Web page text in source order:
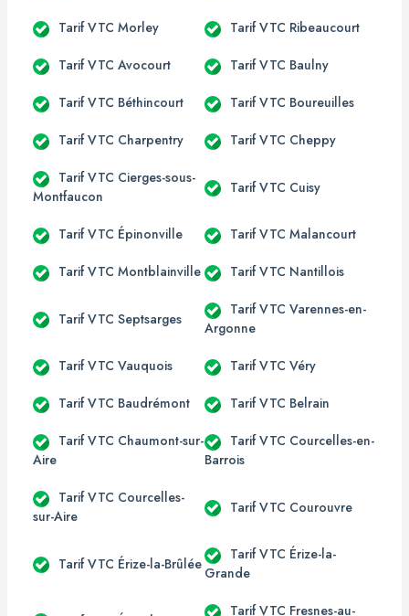
Tarif VTC Morley Tarif VTC Ribeaucourt
Tarif VTC Avocourt Tarif VTC Baulny
Tarif VTC Béthincourt Tarif VTC Boureuilles
Tarif VTC Charpentry Tarif VTC Cheppy
Tarif VTC Cierges-sous-
Montfaucon
Tarif VTC Cuisy
Tarif VTC Épinonville Tarif VTC Malancourt
Tarif VTC Montblainville Tarif VTC Nantillois
Tarif VTC Septsarges
Tarif VTC Varennes-en-
Argonne
Tarif VTC Vauquois Tarif VTC Véry
Tarif VTC Baudrémont Tarif VTC Belrain
Tarif VTC Chaumont-sur-
Aire
Tarif VTC Courcelles-en-
Barrois
Tarif VTC Courcelles-
sur-Aire
Tarif VTC Courouvre
Tarif VTC Érize-la-Brûlée
Tarif VTC Érize-la-
Grande
Tarif VTC Fresnes-au-